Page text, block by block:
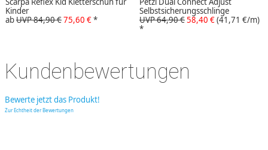
Kinder
abUVP 84,90 €75,60 €*
Selbstsicherungsschlinge
UVP 64,90 €58,40 €(41,71 €/m)
*
Kundenbewertungen
Bewerte jetzt das Produkt!
Zur Echtheit der Bewertungen